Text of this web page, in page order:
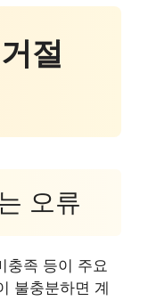
절
오류
충족 등이 주요
불충분하면 계